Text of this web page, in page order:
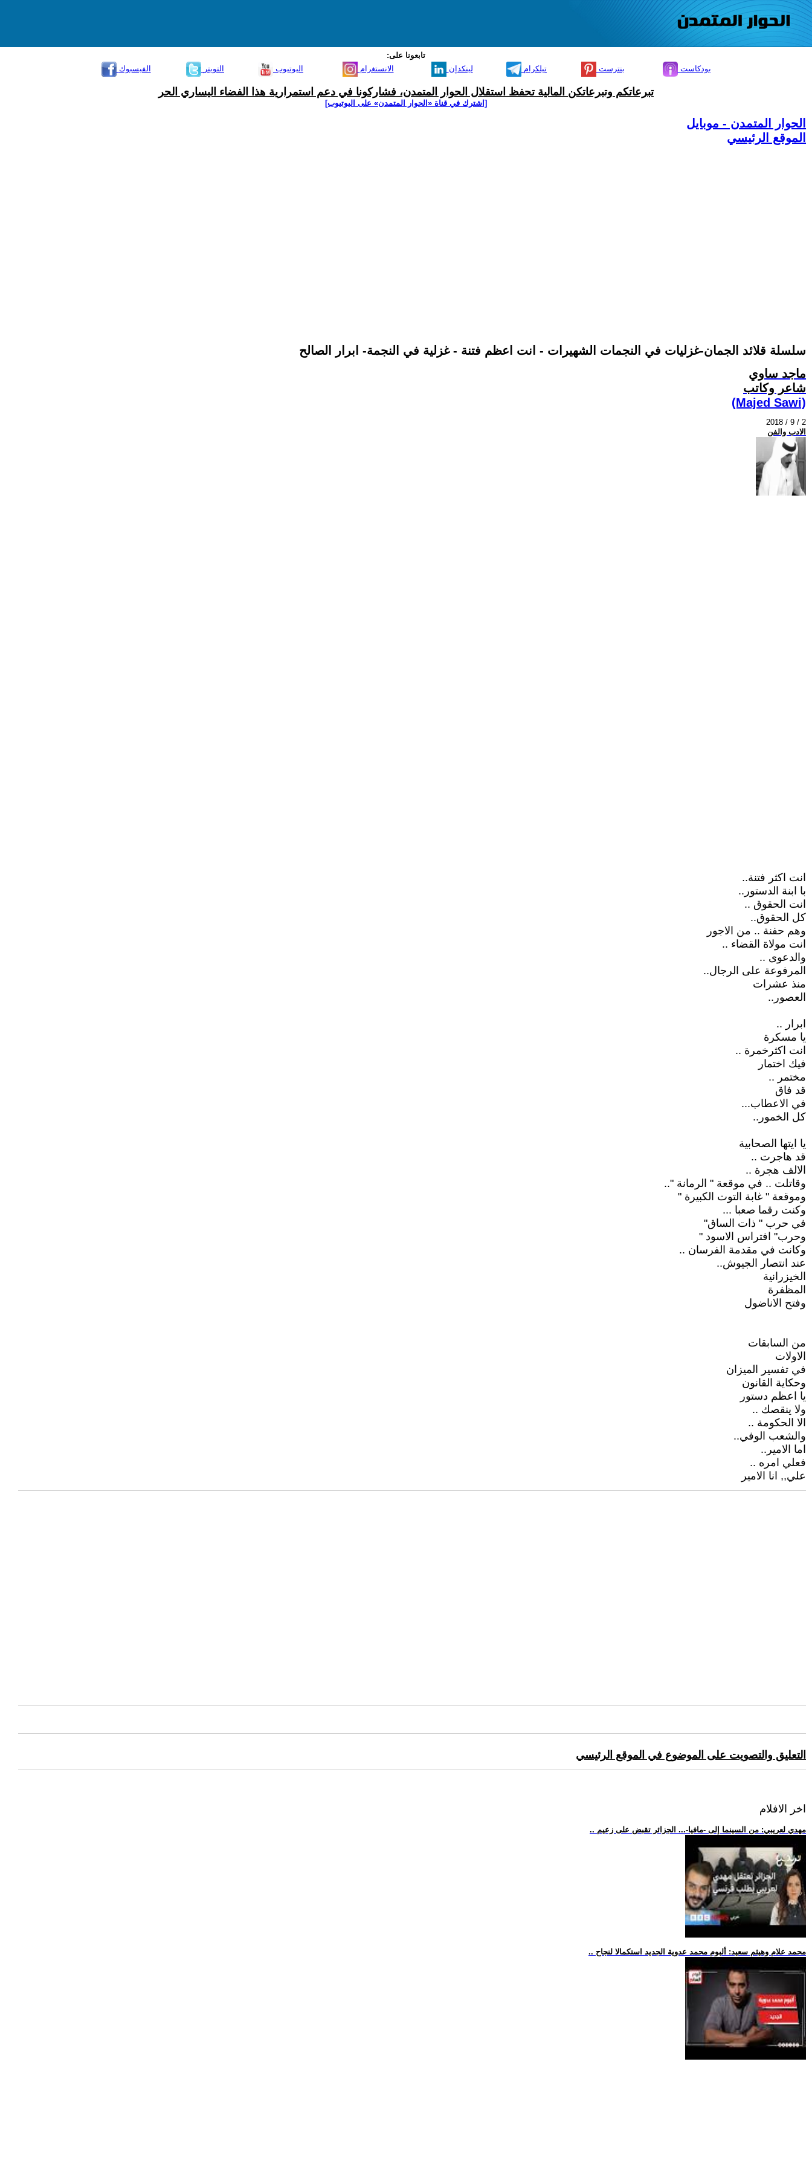
تابعونا على:
الفيسبوك
التويتر اليوتيوب الانستغرام لينكدإن تيلكرام بنترست بودكاست
تبرعاتكم وتبرعاتكن المالية تحفظ استقلال الحوار المتمدن، فشاركونا في دعم استمرارية هذا الفضاء اليساري الحر
[اشترك في قناة ‫«الحوار المتمدن» على اليوتيوب]
الحوار المتمدن - موبايل
الموقع الرئيسي
سلسلة قلائد الجمان-غزليات في النجمات الشهيرات - انت اعظم فتنة - غزلية في النجمة- ابرار الصالح
ماجد ساوي
شاعر وكاتب
(Majed Sawi)
2018 / 9 / 2
الادب والفن
انت اكثر فتنة..
با ابنة الدستور..
انت الحقوق ..
كل الحقوق..
وهم حفنة .. من الاجور
انت مولاة القضاء ..
والدعوى ..
المرفوعة على الرجال..
منذ عشرات
العصور..
ابرار ..
يا مسكرة
انت اكثرخمرة ..
فيك اختمار
مختمر ..
قد فاق
في الاعطاب...
كل الخمور..
يا ايتها الصحابية
قد هاجرت ..
الالف هجرة ..
وقاتلت .. في موقعة " الرمانة "..
وموقعة " غابة التوت الكبيرة "
وكنت رقما صعبا ...
في حرب " ذات الساق"
وحرب" افتراس الاسود "
وكانت في مقدمة الفرسان ..
عند انتصار الجيوش..
الخيزرانية
المظفرة
وفتح الاناضول
من السابقات
الاولات
في تفسير الميزان
وحكاية القانون
يا اعظم دستور
ولا ينقصك ..
الا الحكومة ..
والشعب الوفي..
اما الامير..
فعلي امره ..
علي,, انا الامير
التعليق والتصويت على الموضوع في الموقع الرئيسي
اخر الافلام
.. مهدي لعريبي: من السينما إلى -مافيا-... الجزائر تقبض على زعيم
.. محمد علام وهيثم سعيد: ألبوم محمد عدوية الجديد استكمالا لنجاح